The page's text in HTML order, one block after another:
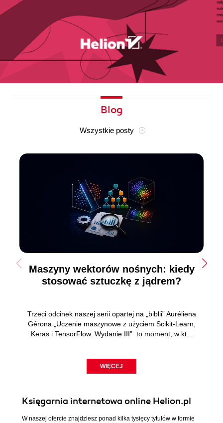
Blog
Wszystkie posty
Maszyny wektorów nośnych: kiedy
stosować sztuczkę z jądrem?
Trzeci odcinek naszej serii opartej na „biblii” Auréliena
Gérona „Uczenie maszynowe z użyciem Scikit-Learn,
Keras i TensorFlow. Wydanie III” to moment, w kt...
WIĘCEJ
Księgarnia internetowa online Helion.pl
W naszej ofercie znajdziesz ponad kilka tysięcy tytułów w formie